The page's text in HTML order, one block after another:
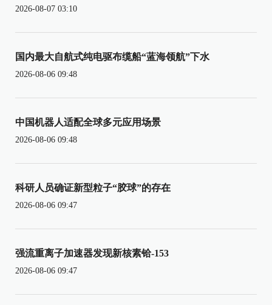
2026-08-07 03:10
国内最大自航式纯电驱布缆船“蓝海领航”下水
2026-08-06 09:48
中国机器人适配全球多元应用场景
2026-08-06 09:48
科研人员确证新型粒子“胶球”的存在
2026-08-06 09:47
强流重离子加速器发现新核素铪-153
2026-08-06 09:47